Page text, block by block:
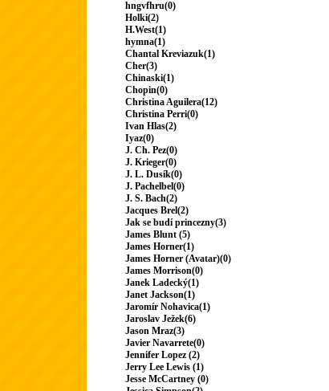
hngvfhru(0)
Holki(2)
H.West(1)
hymna(1)
Chantal Kreviazuk(1)
Cher(3)
Chinaski(1)
Chopin(0)
Christina Aguilera(12)
Christina Perri(0)
Ivan Hlas(2)
Iyaz(0)
J. Ch. Pez(0)
J. Krieger(0)
J. L. Dusík(0)
J. Pachelbel(0)
J. S. Bach(2)
Jacques Brel(2)
Jak se budí princezny(3)
James Blunt (5)
James Horner(1)
James Horner (Avatar)(0)
James Morrison(0)
Janek Ladecký(1)
Janet Jackson(1)
Jaromír Nohavica(1)
Jaroslav Ježek(6)
Jason Mraz(3)
Javier Navarrete(0)
Jennifer Lopez (2)
Jerry Lee Lewis (1)
Jesse McCartney (0)